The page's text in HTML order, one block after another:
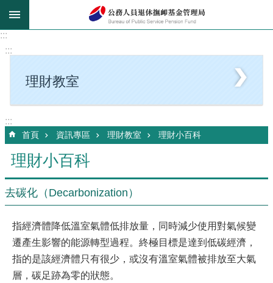
跳到主要內容區塊
:::
:::
理財教室
:::
首頁 資訊專區 理財教室 理財小百科
理財小百科
去碳化（Decarbonization）
指經濟體降低溫室氣體低排放量，同時減少使用對氣候變
遷產生影響的能源轉型過程。終極目標是達到低碳經濟，
指的是該經濟體只有很少，或沒有溫室氣體被排放至大氣
層，碳足跡為零的狀態。